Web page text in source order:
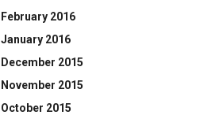
February 2016
January 2016
December 2015
November 2015
October 2015